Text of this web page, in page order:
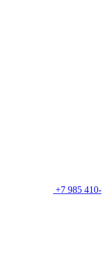
+7 985 410-